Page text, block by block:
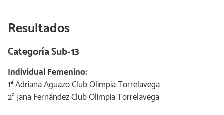
Resultados
Categoría Sub-13
Individual Femenino:
1ª Adriana Aguazo Club Olimpia Torrelavega
2ª Jana Fernández Club Olimpia Torrelavega